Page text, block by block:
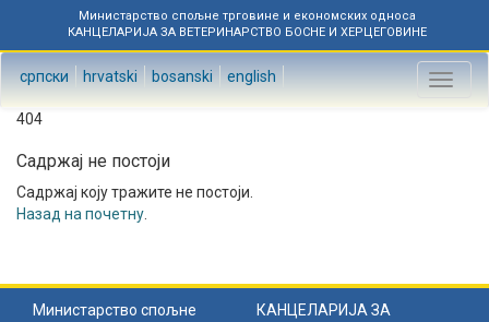
Министарство спољне трговине и економских односа
КАНЦЕЛАРИЈА ЗА ВЕТЕРИНАРСТВО БОСНЕ И ХЕРЦЕГОВИНЕ
српски hrvatski bosanski english
Toggle
404
Садржај не постоји
Садржај коју тражите не постоји.
Назад на почетну
Министарство спољне
КАНЦЕЛАРИЈА ЗА